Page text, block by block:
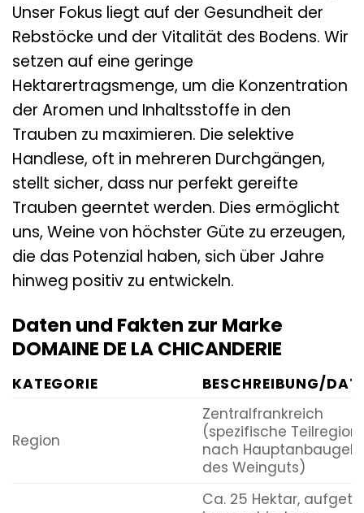
Unser Fokus liegt auf der Gesundheit der
Rebstöcke und der Vitalität des Bodens. Wir
setzen auf eine geringe
Hektarertragsmenge, um die Konzentration
der Aromen und Inhaltsstoffe in den
Trauben zu maximieren. Die selektive
Handlese, oft in mehreren Durchgängen,
stellt sicher, dass nur perfekt gereifte
Trauben geerntet werden. Dies ermöglicht
uns, Weine von höchster Güte zu erzeugen,
die das Potenzial haben, sich über Jahre
hinweg positiv zu entwickeln.
Daten und Fakten zur Marke
DOMAINE DE LA CHICANDERIE
KATEGORIE BESCHREIBUNG/
Region
Zentralfrankreich
(spezifische Teilregion
nach
des Weinguts)
Ca. 25 Hektar,